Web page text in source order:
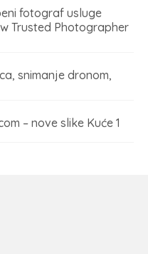
fotograf usluge
Trusted Photographer
snimanje dronom,
– nove slike Kuće 1